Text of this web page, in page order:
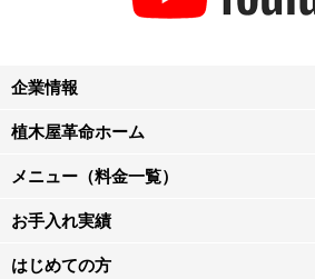
企業情報
植木屋革命ホーム
メニュー（料金一覧）
お手入れ実績
はじめての方